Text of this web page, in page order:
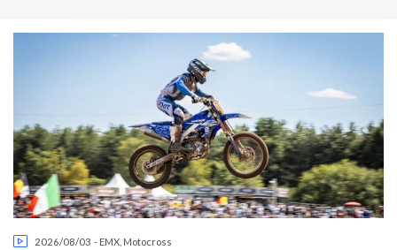
2026/08/03 - EMX Motocross